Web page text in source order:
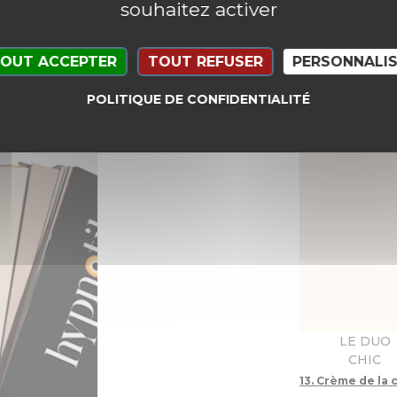
Des
ou plus
parfaitement
inspirantes
LE DUO
CHIC
13. Crème de la
souhaitez activer
ACCEPTER TOUT REFUSER
POLITIQUE DE CONFIDENTIALITÉ